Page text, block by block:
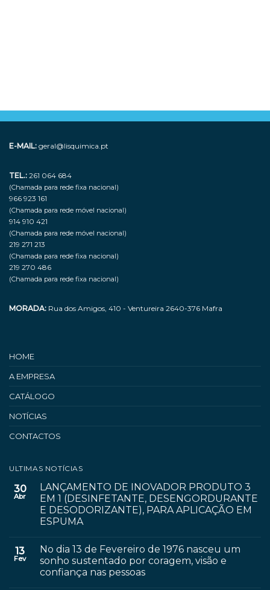
E-MAIL: geral@lisquimica.pt
TEL.: 261 064 684
(Chamada para rede fixa nacional)
966 923 161
(Chamada para rede móvel nacional)
914 910 421
(Chamada para rede móvel nacional)
219 271 213
(Chamada para rede fixa nacional)
219 270 486
(Chamada para rede fixa nacional)
MORADA: Rua dos Amigos, 410 - Ventureira 2640-376 Mafra
HOME
A EMPRESA
CATÁLOGO
NOTÍCIAS
CONTACTOS
ULTIMAS NOTÍCIAS
30
Abr
LANÇAMENTO DE INOVADOR PRODUTO 3
EM 1 (DESINFETANTE, DESENGORDURANTE
E DESODORIZANTE), PARA APLICAÇÃO EM
ESPUMA
13
Fev
No dia 13 de Fevereiro de 1976 nasceu um
sonho sustentado por coragem, visão e
confiança nas pessoas